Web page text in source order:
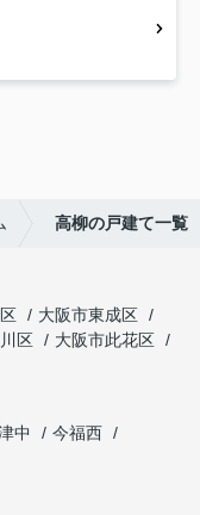
高柳の戸建て一覧
大阪市東成区
区
大阪市此花区
中
今福西